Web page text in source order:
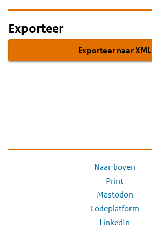
Exporteer
Exporteer naar XML
Naar boven
Print
Mastodon
Codeplatform
LinkedIn